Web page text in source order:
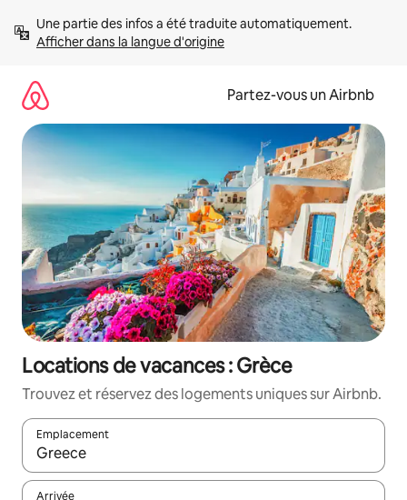
directement
Afficher dans la langue d'origine
Partez-vous un Airbnb
Locations de vacances : Grèce
Trouvez et réservez des logements uniques sur Airbnb.
Emplacement
Quand les résultats sont affichés, parcourez-les en utilisant
Arrivée